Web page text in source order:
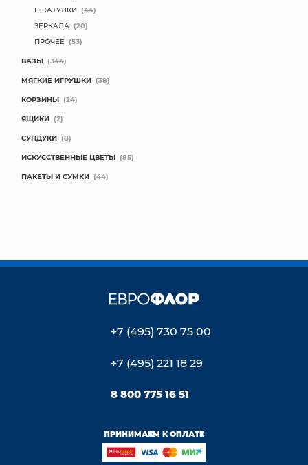
ШКАТУЛКИ (44)
ЗЕРКАЛА (20)
ПРОЧЕЕ (53)
ВАЗЫ (344)
МЯГКИЕ ИГРУШКИ (38)
КОРЗИНЫ (24)
ЯЩИКИ (2)
СУНДУКИ (8)
ИСКУССТВЕННЫЕ ЦВЕТЫ (85)
ПАКЕТЫ И СУМКИ (44)
+7 (495) 730 75 00
+7 (495) 221 18 29
8 800 775 16 51
ПРИНИМАЕМ К ОПЛАТЕ